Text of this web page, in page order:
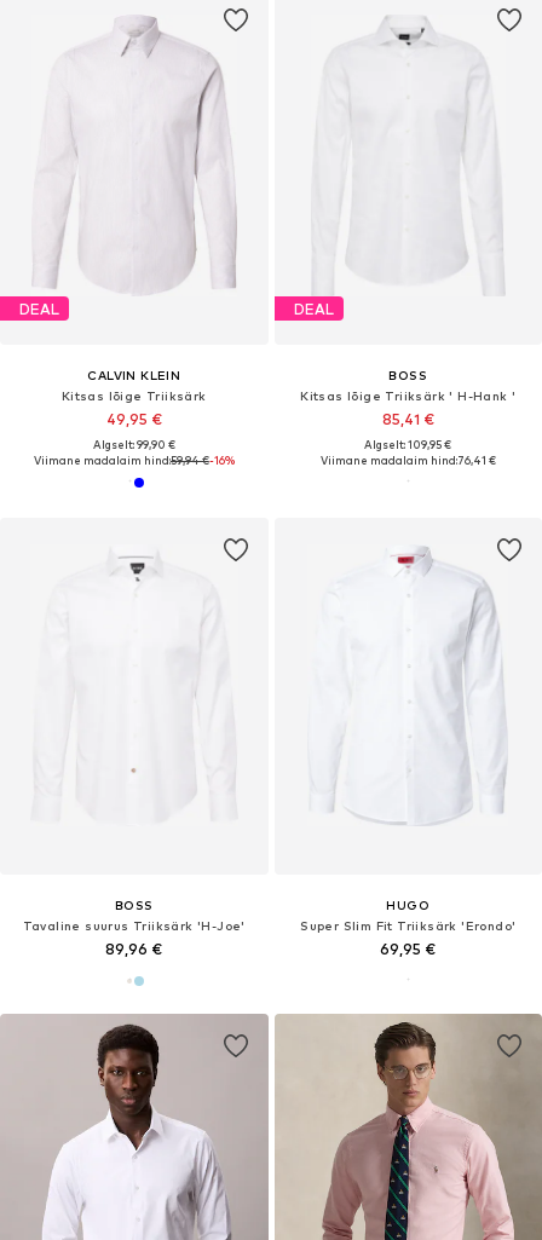
DEAL
CALVIN KLEIN
Kitsas lõige Triiksärk
49,95 €
Algselt: 99,90 €
Viimane madalaim hind:59,94 €-16%
DEAL
BOSS
Kitsas lõige Triiksärk ' H-Hank '
85,41 €
Algselt: 109,95 €
Viimane madalaim hind:76,41 €
BOSS
Tavaline suurus Triiksärk 'H-Joe'
89,96 €
HUGO
Super Slim Fit Triiksärk 'Erondo'
69,95 €